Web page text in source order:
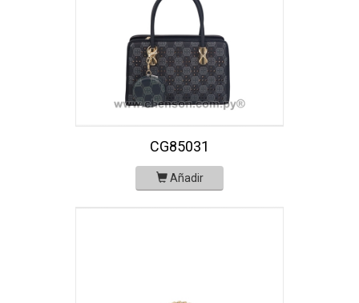
CG85031
Añadir